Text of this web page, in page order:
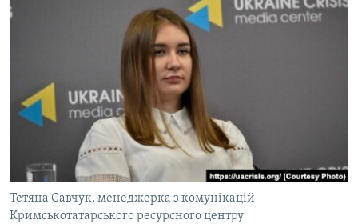
пошуку
ДЕПОРТАЦІЯ
ВІДЕОУРОКИ «ELIFBE»
СВІДЧЕННЯ ОКУПАЦІЇ
УКРАЇНСЬКА ПРОБЛЕМА КРИМУ
ІНФОГРАФІКА
ЯК ОБІЙТИ БЛОКУВАННЯ
Русский
Qırımtatar
ДОЛУЧАЙСЯ!
Тетяна Савчук, менеджерка з комунікацій
Кримськотатарського ресурсного центру